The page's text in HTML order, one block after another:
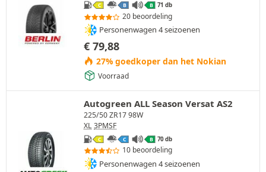
C B B 71 db
20 beoordeling
Personenwagen 4 seizoenen
€ 79,88
27% goedkoper dan het Nokian
Voorraad
Autogreen ALL Season Versat AS2
225/50 ZR17 98W
XL 3PMSF
C C B 70 db
10 beoordeling
Personenwagen 4 seizoenen